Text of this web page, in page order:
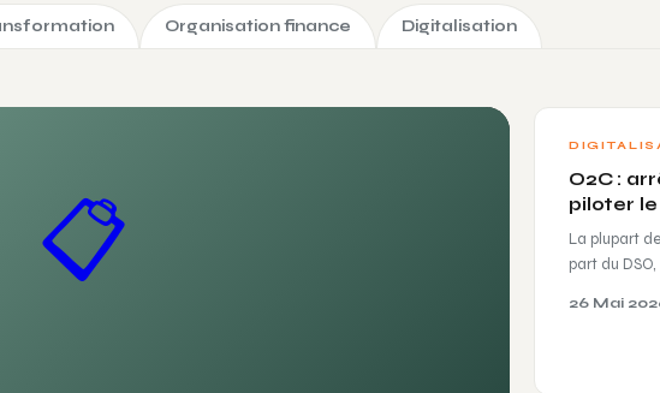
Organisation finance Digitalisation
📋
O2C :
piloter
La plupart
part du
26 Mai